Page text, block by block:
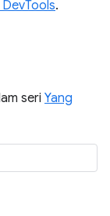
.
seri Yang